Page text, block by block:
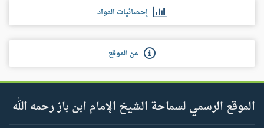
إحصائيات المواد
عن الموقع
الموقع الرسمي لسماحة الشيخ الإمام ابن باز رحمه الله